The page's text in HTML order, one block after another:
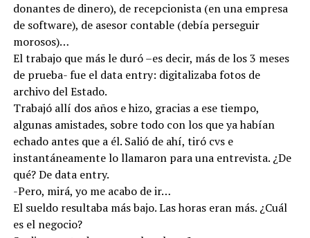
donantes de dinero), de recepcionista (en una empresa
de software), de asesor contable (debía perseguir
morosos)…
El trabajo que más le duró –es decir, más de los 3 meses
de prueba- fue el data entry: digitalizaba fotos de
archivo del Estado.
Trabajó allí dos años e hizo, gracias a ese tiempo,
algunas amistades, sobre todo con los que ya habían
echado antes que a él. Salió de ahí, tiró cvs e
instantáneamente lo llamaron para una entrevista. ¿De
qué? De data entry.
-Pero, mirá, yo me acabo de ir…
El sueldo resultaba más bajo. Las horas eran más. ¿Cuál
es el negocio?